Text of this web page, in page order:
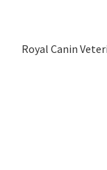
Royal Canin